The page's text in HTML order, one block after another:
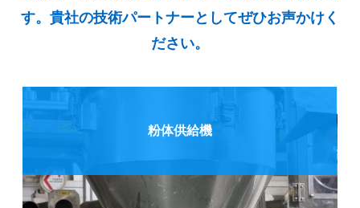
す。貴社の技術パートナーとしてぜひお声かけく
ださい。
粉体供給機